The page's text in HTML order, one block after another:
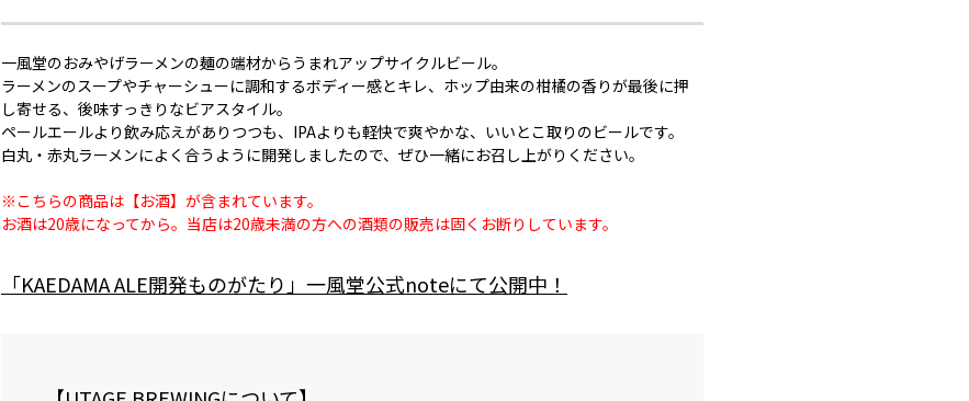
一風堂のおみやげラーメンの麺の端材からうまれアップサイクルビール。
ラーメンのスープやチャーシューに調和するボディー感とキレ、ホップ由来の柑橘の香りが最後に押
し寄せる、後味すっきりなビアスタイル。
ペールエールより飲み応えがありつつも、IPAよりも軽快で爽やかな、いいとこ取りのビールです。
白丸・赤丸ラーメンによく合うように開発しましたので、ぜひ一緒にお召し上がりください。
※こちらの商品は【お酒】が含まれています。
お酒は20歳になってから。当店は20歳未満の方への酒類の販売は固くお断りしています。
「KAEDAMA ALE開発ものがたり」一風堂公式noteにて公開中！